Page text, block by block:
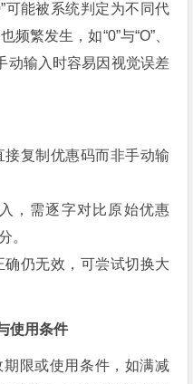
可能被系统判定为不同代
繁发生，如“0”与“O”、
手动输入时容易因视觉误差
接复制优惠码而非手动输
，需逐字对比原始优惠
。
确仍无效，可尝试切换大
使用条件
限或使用条件，如满减